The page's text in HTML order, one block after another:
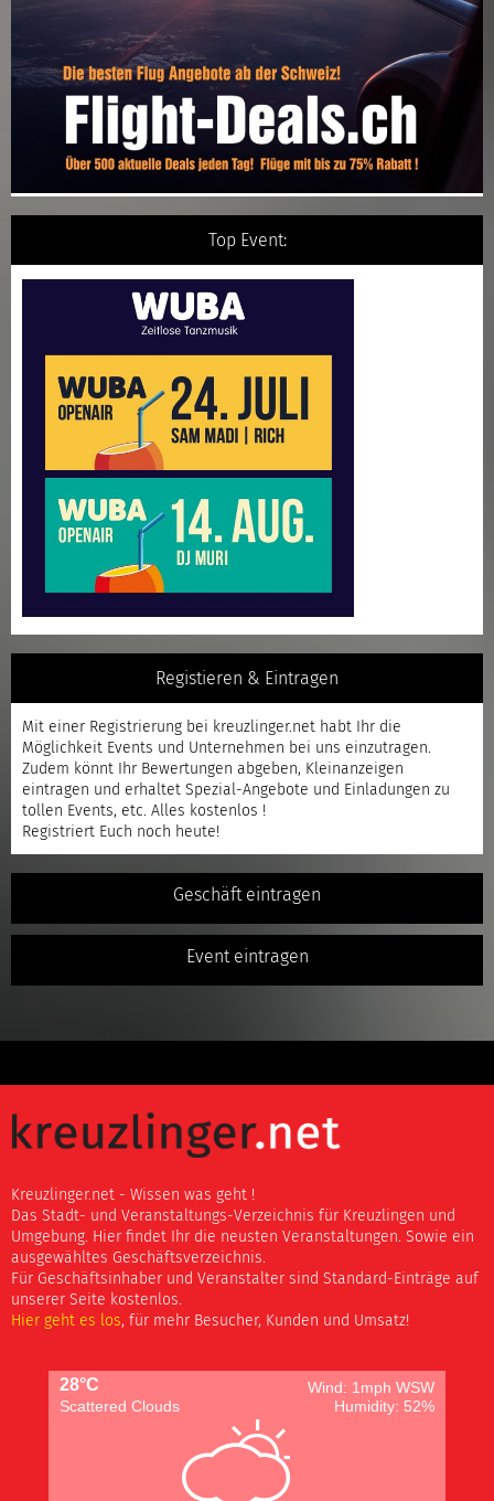
Top Event:
Registieren & Eintragen
Mit einer Registrierung bei kreuzlinger.net habt Ihr die
Möglichkeit Events und Unternehmen bei uns einzutragen.
Zudem könnt Ihr Bewertungen abgeben, Kleinanzeigen
eintragen und erhaltet Spezial-Angebote und Einladungen zu
tollen Events, etc. Alles kostenlos !
Registriert Euch noch heute!
Geschäft eintragen
Event eintragen
Kreuzlinger.net - Wissen was geht !
Das Stadt- und Veranstaltungs-Verzeichnis für Kreuzlingen und
Umgebung. Hier findet Ihr die neusten Veranstaltungen. Sowie ein
ausgewähltes Geschäftsverzeichnis.
Für Geschäftsinhaber und Veranstalter sind Standard-Einträge auf
unserer Seite kostenlos.
Hier geht es los, für mehr Besucher, Kunden und Umsatz!
28°C
Wind: 1mph WSW
Scattered Clouds
Humidity: 52%